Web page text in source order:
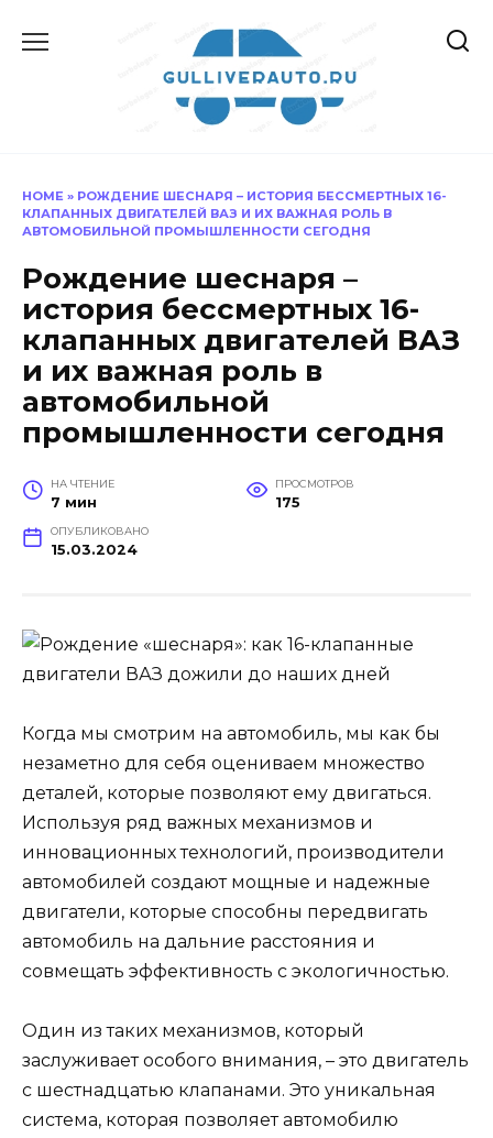
HOME » РОЖДЕНИЕ ШЕСНАРЯ – ИСТОРИЯ БЕССМЕРТНЫХ 16-
КЛАПАННЫХ ДВИГАТЕЛЕЙ ВАЗ И ИХ ВАЖНАЯ РОЛЬ В
АВТОМОБИЛЬНОЙ ПРОМЫШЛЕННОСТИ СЕГОДНЯ
Рождение шеснаря –
история бессмертных 16-
клапанных двигателей ВАЗ
и их важная роль в
автомобильной
промышленности сегодня
НА ЧТЕНИЕ
7 мин
ПРОСМОТРОВ
175
ОПУБЛИКОВАНО
15.03.2024
Когда мы смотрим на автомобиль, мы как бы
незаметно для себя оцениваем множество
деталей, которые позволяют ему двигаться.
Используя ряд важных механизмов и
инновационных технологий, производители
автомобилей создают мощные и надежные
двигатели, которые способны передвигать
автомобиль на дальние расстояния и
совмещать эффективность с экологичностью.
Один из таких механизмов, который
заслуживает особого внимания, – это двигатель
с шестнадцатью клапанами. Это уникальная
система, которая позволяет автомобилю